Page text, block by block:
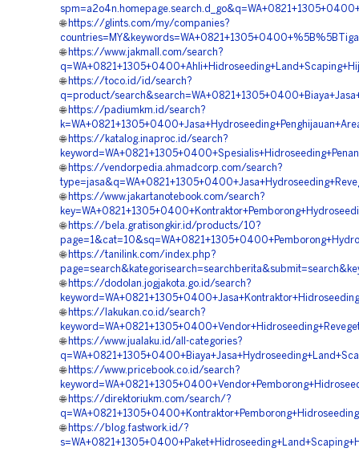
🌐 https://glints.com/my/companies?
🌐 https://www.jakmall.com/search?
🌐 https://toco.id/id/search?
q=product/
🌐 https://padiumkm.id/search?
🌐 https://katalog.inaproc.id/search?
🌐 https://vendorpedia.ahmadcorp.com/search?
🌐 https://www.jakartanotebook.com/search?
🌐 https://bela.gratisongkir.id/products/10?
🌐 https://tanilink.com/index.php?
🌐 https://dodolan.jogjakota.go.id/search?
🌐 https://lakukan.co.id/search?
🌐 https://www.jualaku.id/all-categories?
🌐 https://www.pricebook.co.id/search?
🌐 https://direktoriukm.com/search/?
🌐 https://blog.fastwork.id/?